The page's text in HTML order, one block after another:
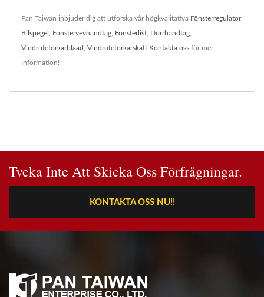
Pan Taiwan inbjuder dig att utforska vår högkvalitativa Fönsterregulator,
Bilspegel , Fönstervevhandtag, Fönsterlist, Dörrhandtag,
Vindrutetorkarblaad , Vindrutetorkarskaft. Kontakta oss för mer
information!
Tveka Inte Att Skicka Oss Förfrågningar.
KONTAKTA OSS NU!!